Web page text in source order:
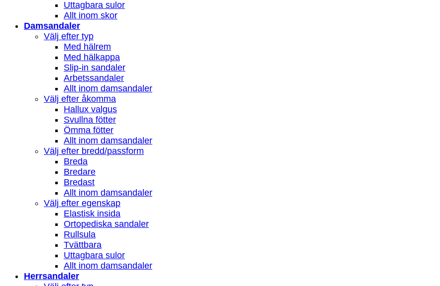
Uttagbara sulor
Allt inom skor
Damsandaler
Välj efter typ
Med hälrem
Med hälkappa
Slip-in sandaler
Arbetssandaler
Allt inom damsandaler
Välj efter åkomma
Hallux valgus
Svullna fötter
Ömma fötter
Allt inom damsandaler
Välj efter bredd/passform
Breda
Bredare
Bredast
Allt inom damsandaler
Välj efter egenskap
Elastisk insida
Ortopediska sandaler
Rullsula
Tvättbara
Uttagbara sulor
Allt inom damsandaler
Herrsandaler